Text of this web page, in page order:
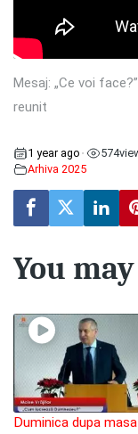
Mesaj: „Ce voi
reunit
1 year ago • 574
Arhiva 2025
You
Duminica dupa